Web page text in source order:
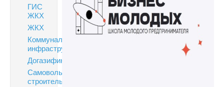
ГИС
ЖКХ
ЖКХ
Коммунальная
инфраструктура
Догазификация
Самовольное
строительство